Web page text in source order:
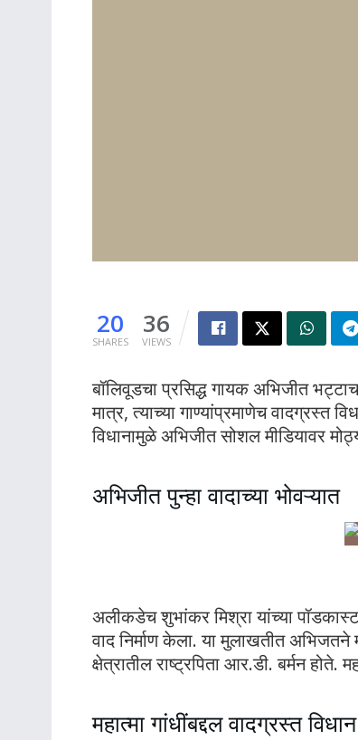
20
SHARES
36
VIEWS
बॉलिवूडचा प्रसिद्ध गायक अभिजीत
मात्र, त्याच्या गाण्यांप्रमाणेच वादग्रस्त
विधानामुळे अभिजीत सोशल मीडियावर
अभिजीत पुन्हा वादाच्या भोवऱ्यात
अलीकडेच शुभांकर मिश्रा यांच्या
वाद निर्माण केला. या मुलाखतीत अभिजतने
क्षेत्रातील राष्ट्रपिता आर.डी. बर्मन होते.
महात्मा गांधींबद्दल वादग्रस्त विधान